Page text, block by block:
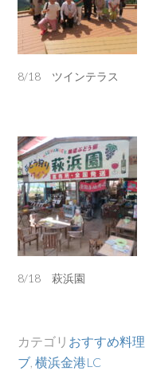
8/18 ツインテラス
8/18 萩浜園
カテゴリ おすすめ料理
ブ ,横浜金港LC